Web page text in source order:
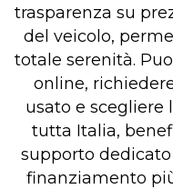
trasparenza su
del veicolo,
totale serenità.
online,
usato e scegliere
tutta Italia,
supporto
finanziamento